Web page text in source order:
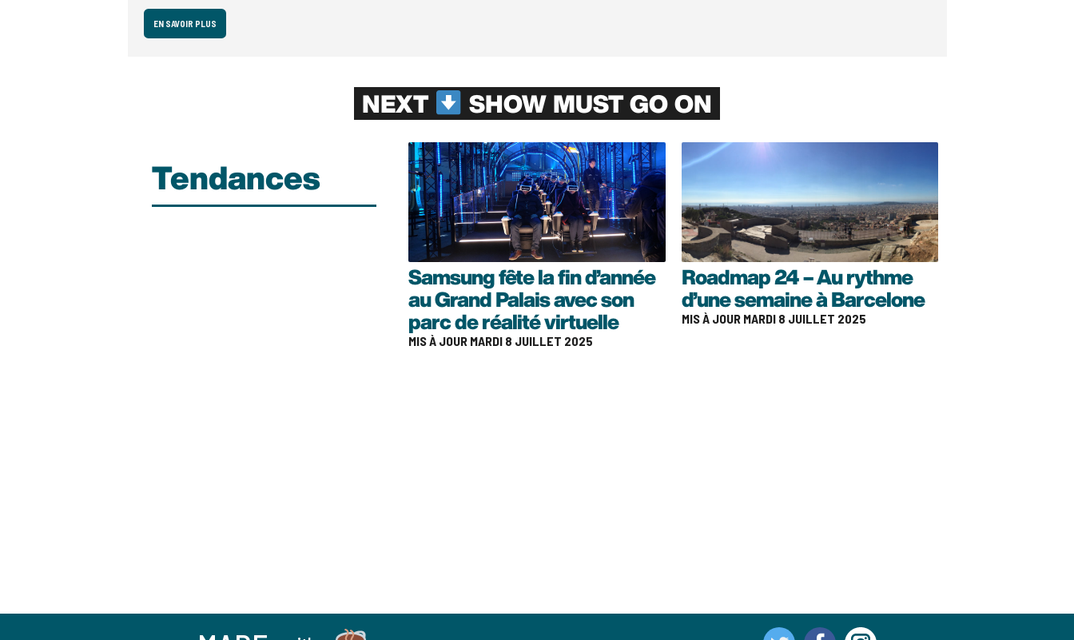
EN SAVOIR PLUS
NEXT SHOW MUST GO ON
Tendances
Samsung fête la fin d’année
au Grand Palais avec son
parc de réalité virtuelle
MIS À JOUR MARDI 8 JUILLET 2025
Roadmap 24 – Au rythme
d’une semaine à Barcelone
MIS À JOUR MARDI 8 JUILLET 2025